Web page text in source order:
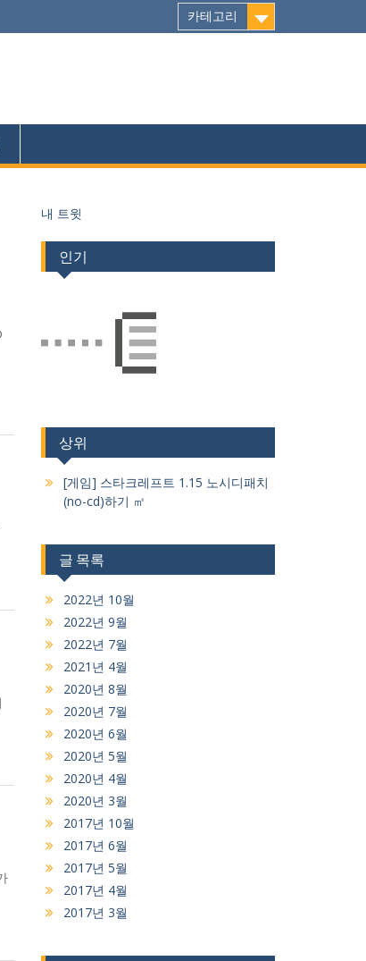
카테고리
내 트윗
인기
상위
[게임] 스타크레프트 1.15 노시디패치
(no-cd)하기 ㎡
글 목록
2022년 10월
2022년 9월
2022년 7월
2021년 4월
2020년 8월
2020년 7월
2020년 6월
2020년 5월
2020년 4월
2020년 3월
2017년 10월
2017년 6월
2017년 5월
2017년 4월
2017년 3월